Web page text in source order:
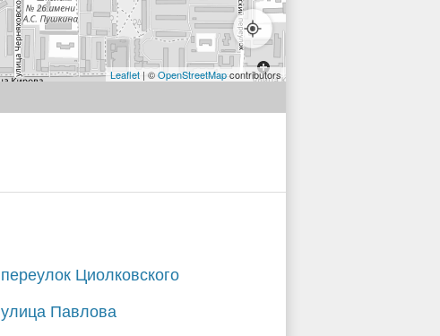
Leaflet | ©OpenStreetMapcontributors
переулок Циолковского
улица Павлова